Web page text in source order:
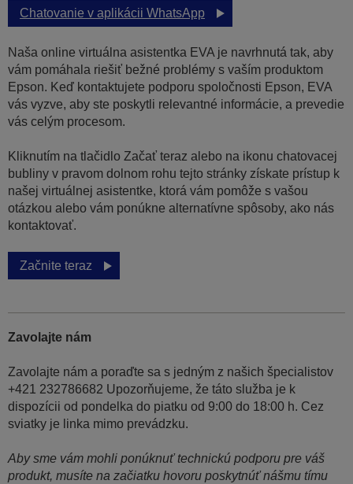
Chatovanie v aplikácii WhatsApp
Naša online virtuálna asistentka EVA je navrhnutá tak, aby
vám pomáhala riešiť bežné problémy s vaším produktom
Epson. Keď kontaktujete podporu spoločnosti Epson, EVA
vás vyzve, aby ste poskytli relevantné informácie, a prevedie
vás celým procesom.
Kliknutím na tlačidlo Začať teraz alebo na ikonu chatovacej
bubliny v pravom dolnom rohu tejto stránky získate prístup k
našej virtuálnej asistentke, ktorá vám pomôže s vašou
otázkou alebo vám ponúkne alternatívne spôsoby, ako nás
kontaktovať.
Začnite teraz
Zavolajte nám
Zavolajte nám a poraďte sa s jedným z našich špecialistov
+421 232786682 Upozorňujeme, že táto služba je k
dispozícii od pondelka do piatku od 9:00 do 18:00 h. Cez
sviatky je linka mimo prevádzku.
Aby sme vám mohli ponúknuť technickú podporu pre váš
produkt, musíte na začiatku hovoru poskytnúť nášmu tímu